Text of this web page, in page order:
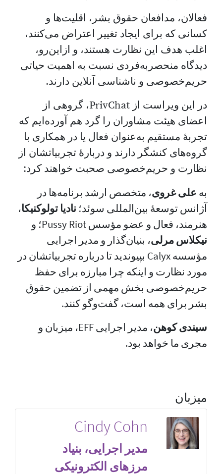
فعالان، مدافعان حقوق بشر، اقلیت‌ها و
کسانی که برای ایجاد تغییر اعتراض می‌کنند،
اغلب هدف این نظارت هستند، و ازاین‌رو،
دیدگاه منحصربه‌فردی نسبت به اهمیت حیاتی
حریم‌خصوصی و ناشناسی آنلاین دارند.
در این ویراست از PrivChat، گروهی از
اعضای هیئت مشاوران را گرد هم آورده‌ایم که
تجربهٔ مستقیم به‌عنوان فعال یا در همکاری با
گروه‌های کنشگر دارند و دربارهٔ تجربیاتشان از
نظارت و حریم‌خصوصی صحبت خواهند کرد:
به علی غروی، متخصص ارشد برنامه‌ها در
آژانس توسعهٔ بین‌المللی سوئد؛ نادیا تولوکنیکا،
هنرمند، فعال و عضو مؤسس Pussy Riot؛ و
نیکلاس مرلی، بنیان‌گذار و مدیر اجرایی
مؤسسه Calyx بپیوندید تا درباره تجربیاتشان در
مورد نظارت و اینکه چرا مبارزه برای حفظ
حریم‌خصوصی بخش مهمی از تضمین حقوق
بشر برای همه است، گفت‌وگو کنند.
سیندی کوهن
، مدیر اجرایی EFF، میزبان و
مجری ما خواهد بود.
میزبان
Cindy Cohn
مدیر اجرایی، بنیاد
مرزهای الکترونیکی